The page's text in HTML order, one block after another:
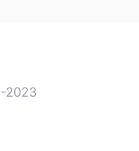
2023